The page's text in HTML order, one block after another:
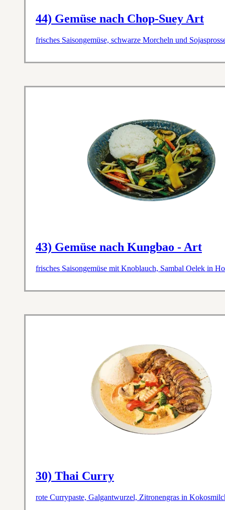
44) Gemüse nach Chop-Suey Art
frisches Saisongemüse, schwarze Morcheln und
43) Gemüse nach Kungbao - Art
frisches Saisongemüse mit Knoblauch, Sambal Oelek in
30) Thai Curry
rote Currypaste, Galgantwurzel, Zitronengras in